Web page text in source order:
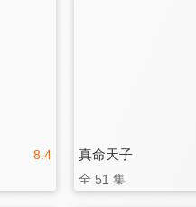
8.4 真命天子
全 51 集